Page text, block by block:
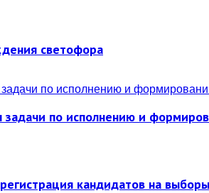
светофора
задачи по исполнению и
кандидатов на